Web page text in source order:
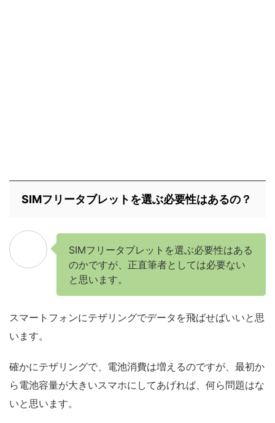
SIMフリータブレットを選ぶ必要性はあるの？
SIMフリータブレットを選ぶ必要性はある
のかですが、正直筆者としては必要ない
と思います。
スマートフォンにテザリングでデータを飛ばせばいいと思
います。
確かにテザリングで、電池消費は増えるのですが、最初か
ら電池容量が大きいスマホにしてあげれば、何ら問題はな
いと思います。